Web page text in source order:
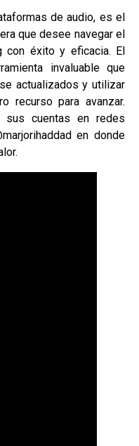
de audio, es el
que desee navegar el
con éxito y eficacia. El
invaluable que
actualizados y utilizar
recurso para avanzar.
sus cuentas en redes
en donde